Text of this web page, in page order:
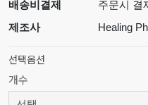
배송비결제
주문시 결
제조사
Healing
선택옵션
개수